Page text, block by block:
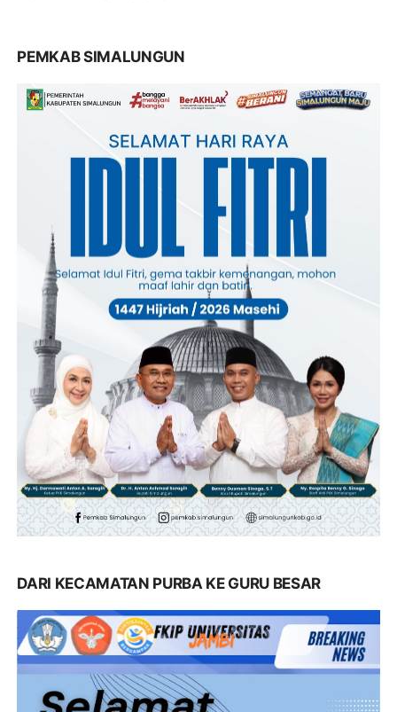
PEMKAB SIMALUNGUN
DARI KECAMATAN PURBA KE GURU BESAR